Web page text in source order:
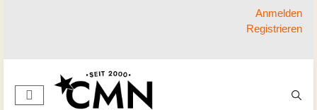
Anmelden
Registrieren